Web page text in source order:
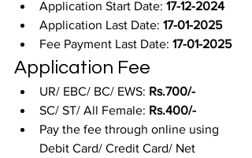
Application Start Date: 17-12-2024
Application Last Date: 17-01-2025
Fee Payment Last Date: 17-01-2025
Application Fee
UR/ EBC/ BC/ EWS: Rs.700/-
SC/ ST/ All Female: Rs.400/-
Pay the fee through online using
Debit Card/ Credit Card/ Net